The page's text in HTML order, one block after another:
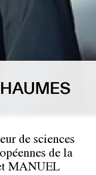
de sciences
de la
MANUEL